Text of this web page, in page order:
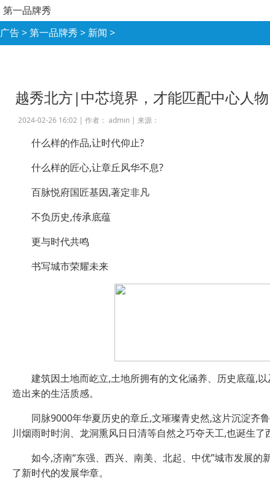
第一品牌秀
广告>第一品牌秀 > 新闻 >
越秀北方|中芯境界，才能匹配中心人物
2024-02-26 16:02 | 作者： admin| 来源：
什么样的作品,让时代仰止?
什么样的匠心,让章丘风华不息?
百脉悦府国匠基因,著定非凡
不负历史,传承底蕴
更与时代共鸣
书写城市荣耀未来
建筑因土地而屹立,土地所拥有的文化涵养、历史底蕴,
造出来的生活质感。
同脉9000年华夏历史的章丘,文璀璨青史然,这片沉淀齐
川烟雨时时润、龙洞熏风日日清等自然之巧夺天工,也诞生
如今,济南“东强、西兴、南美、北起、中优”城市发展
了新时代的发展华章。